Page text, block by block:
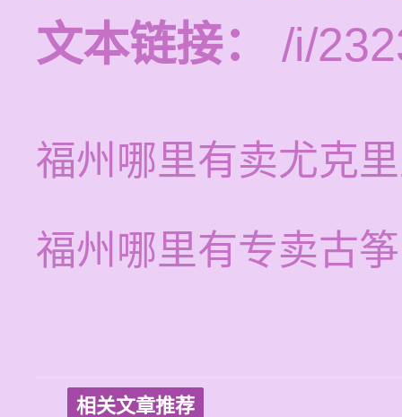
文本链接：
/i/
福州哪里有卖尤克
福州哪里有专卖古
相关文章推荐